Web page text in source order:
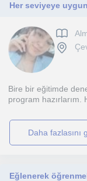
Bire bir eğitimde
program hazırlarım.
daha fazlasını